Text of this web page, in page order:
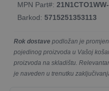
MPN Part#:
Barkod: 5715251353113
Rok dostave podložan je
pojedinog proizvoda u Vašoj
proizvoda na skladištu.
je naveden u trenutku